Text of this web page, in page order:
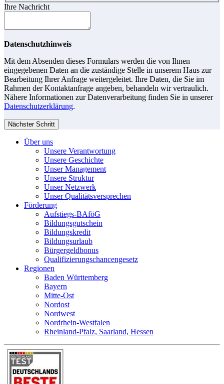
Ihre Nachricht
Datenschutzhinweis
Mit dem Absenden dieses Formulars werden die von Ihnen
eingegebenen Daten an die zuständige Stelle in unserem Haus zur
Bearbeitung Ihrer Anfrage weitergeleitet. Ihre Daten, die Sie im
Rahmen der Kontaktanfrage angeben, behandeln wir vertraulich.
Nähere Informationen zur Datenverarbeitung finden Sie in unserer
Datenschutzerklärung.
Nächster Schritt
Über uns
Unsere Verantwortung
Unsere Geschichte
Unser Management
Unsere Struktur
Unser Netzwerk
Unser Qualitätsversprechen
Förderung
Aufstiegs-BAföG
Bildungsgutschein
Bildungskredit
Bildungsurlaub
Bürgergeldbonus
Qualifizierungschancengesetz
Regionen
Baden Württemberg
Bayern
Mitte-Ost
Nordost
Nordwest
Nordrhein-Westfalen
Rheinland-Pfalz, Saarland, Hessen